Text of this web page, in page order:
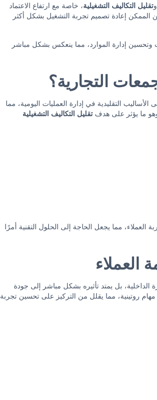
تقليل التكاليف التشغيلية، خاصة مع ارتفاع الاعتماد
الممكن إعادة تصميم تجربة التشغيل بشكل أكثر
وتحسين إدارة الموارد، مما ينعكس بشكل مباشر
التجارية؟
التقليدية في إدارة العمليات اليومية، مما
وهو ما يؤثر على هدف تقليل التكاليف التشغيلية
مما يجعل الحاجة إلى الحلول التقنية أمرًا
العملاء
الداخلية، بل يمتد تأثيره بشكل مباشر إلى جودة
مهام روتينية، مما يقلل من التركيز على تحسين تجربة